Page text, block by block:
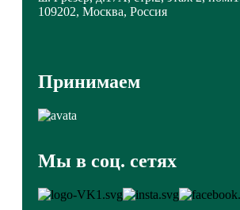
109202, Москва, Россия
Принимаем
Мы в соц. сетях